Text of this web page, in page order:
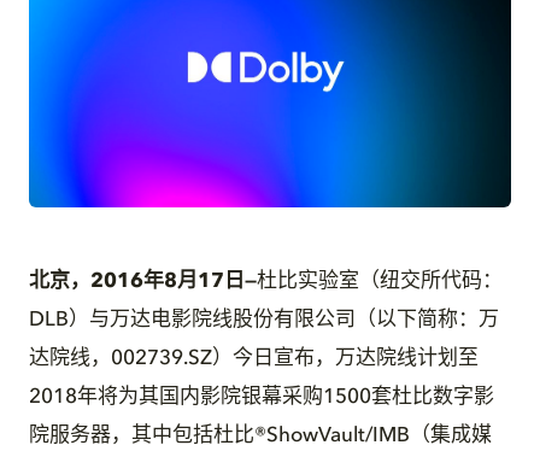
北京，2016年8月17日 —杜比实验室（纽交所代码：
DLB）与万达电影院线股份有限公司（以下简称：万
达院线，002739.SZ）今日宣布，万达院线计划至
2018年将为其国内影院银幕采购1500套杜比数字影
院服务器，其中包括杜比®ShowVault/IMB（集成媒